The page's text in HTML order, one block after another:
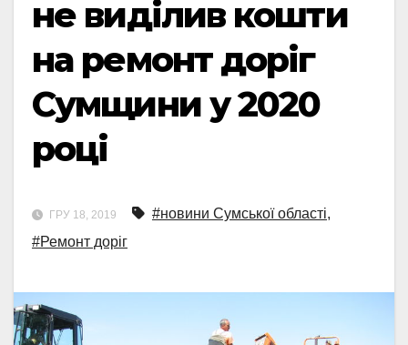
не виділив кошти
на ремонт доріг
Сумщини у 2020
році
ГРУ 18, 2019 #новини Сумської області,
#Ремонт доріг